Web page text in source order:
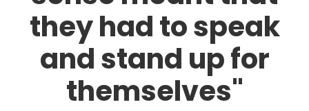
they had to speak
and stand up for
themselves"